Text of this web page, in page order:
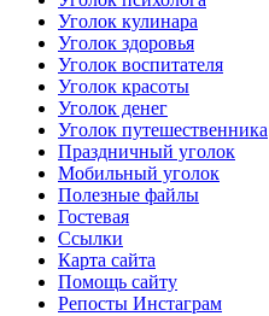
Уголок кулинара
Уголок здоровья
Уголок воспитателя
Уголок красоты
Уголок денег
Уголок путешественника
Праздничный уголок
Мобильный уголок
Полезные файлы
Гостевая
Ссылки
Карта сайта
Помощь сайту
Репосты Инстаграм